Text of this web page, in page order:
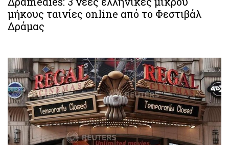
μήκους ταινίες online από το Φεστιβάλ
Δράμας